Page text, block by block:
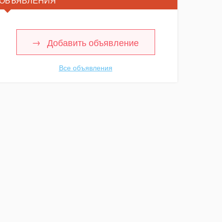
Добавить объявление
Все объявления